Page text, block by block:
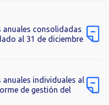
consolidadas
al 31 de diciembre
individuales al
de gestión del